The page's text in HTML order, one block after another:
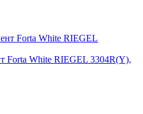
Forta White RIEGEL 3304R(Y),